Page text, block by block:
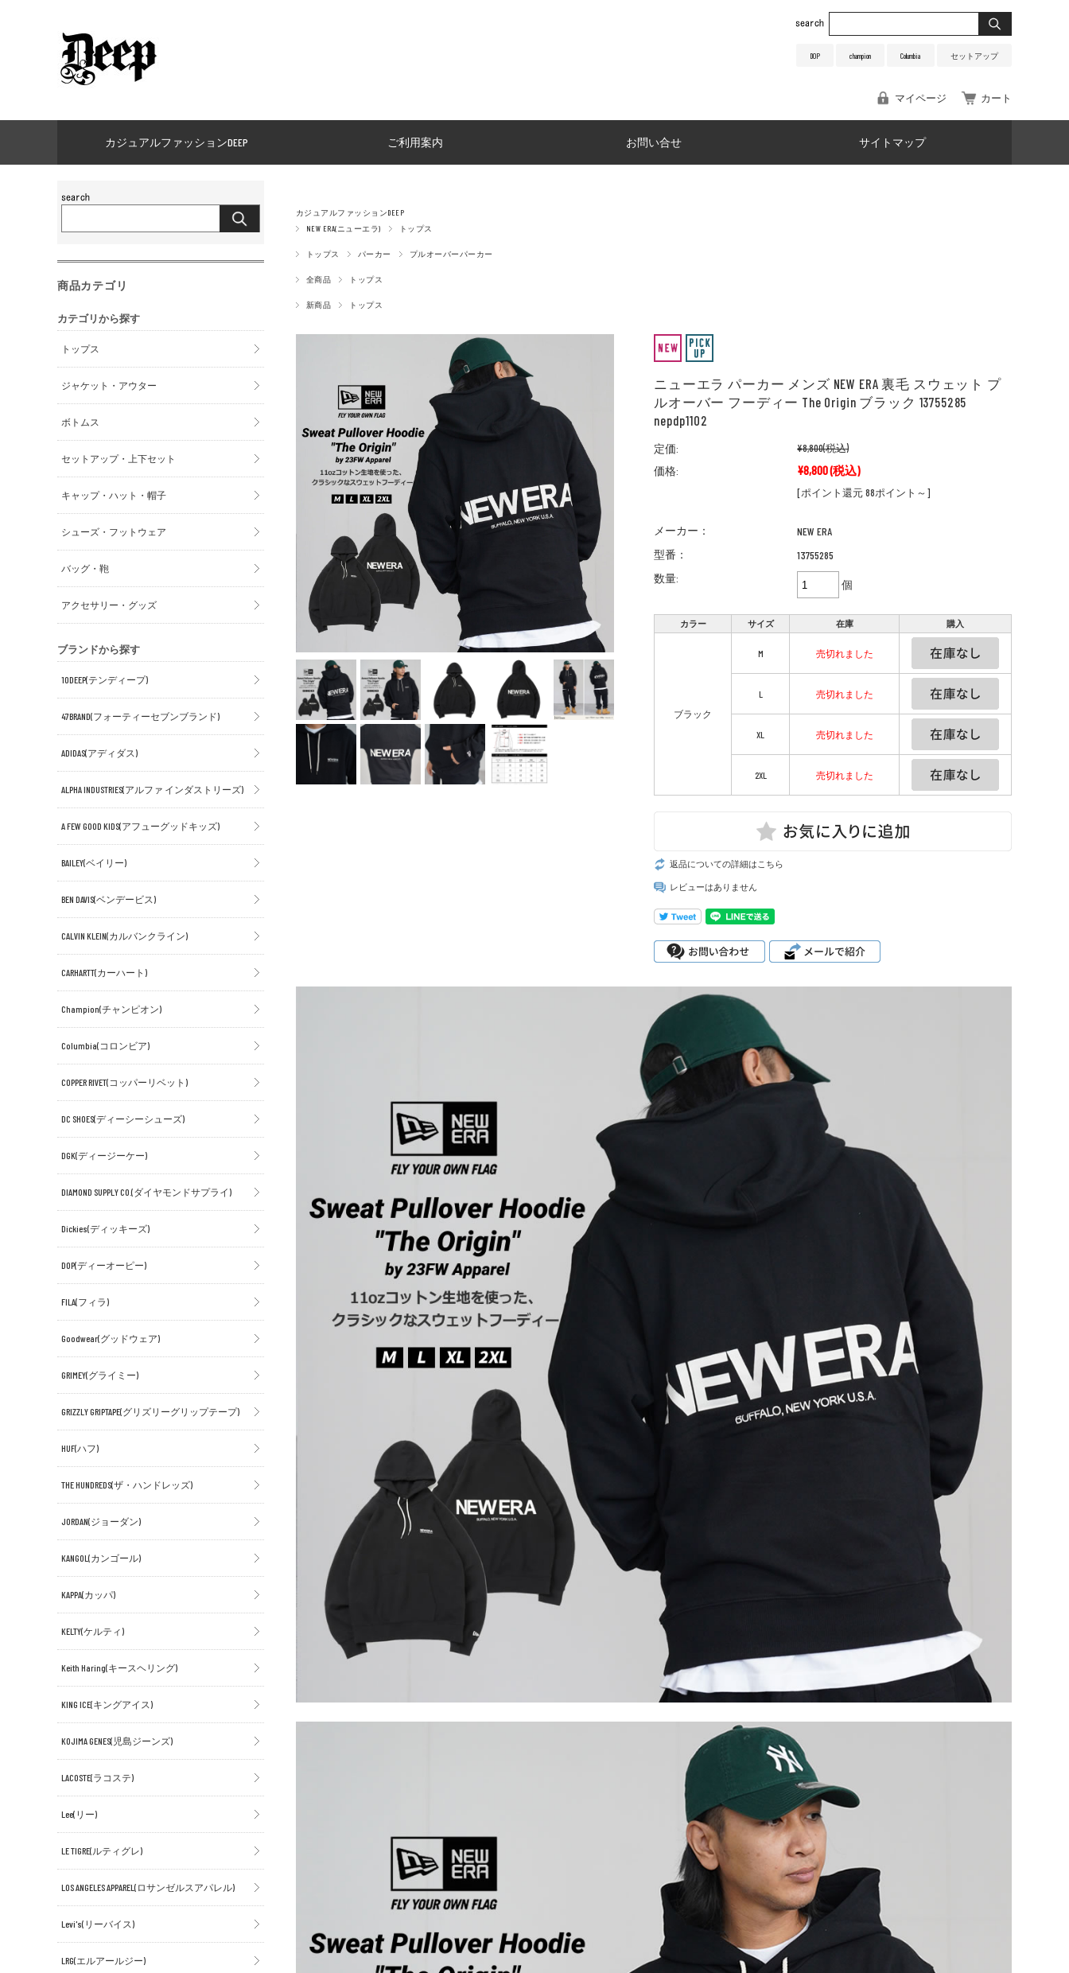
DOP champion Columbia セットアップ
マイページ カート
カジュアルファッションDEEP ご利用案内 お問い合せ サイトマップ
カジュアルファッションDEEP
NEW ERA(ニューエラ)
トップス
トップス パーカー プルオーバーパーカー
全商品 トップス
新商品 トップス
ニューエラ パーカー メンズ NEW ERA 裏毛 スウェット プ
ルオーバー フーディー The Origin ブラック 13755285
nepdp1102
定価: ¥8,800(税込)
価格: ¥8,800(税込)
[ポイント還元 88ポイント～]
メーカー：
NEW ERA
型番：
13755285
数量:
個
カラー サイズ 在庫 購入
ブラック
M 売切れました
L 売切れました
XL 売切れました
2XL 売切れました
返品についての詳細はこちら
レビューはありません
商品カテゴリ
カテゴリから探す
トップス
ジャケット・アウター
ボトムス
セットアップ・上下セット
キャップ・ハット・帽子
シューズ・フットウェア
バッグ・鞄
アクセサリー・グッズ
ブランドから探す
10DEEP(テンディープ)
47BRAND(フォーティーセブンブランド)
ADIDAS(アディダス)
ALPHA INDUSTRIES(アルファ インダストリーズ)
A FEW GOOD KIDS(アフューグッドキッズ)
BAILEY(ベイリー)
BEN DAVIS(ベンデービス)
CALVIN KLEIN(カルバンクライン)
CARHARTT(カーハート)
Champion(チャンピオン)
Columbia(コロンビア)
COPPER RIVET(コッパーリベット)
DC SHOES(ディーシーシューズ)
DGK(ディージーケー)
DIAMOND SUPPLY CO.(ダイヤモンドサプライ)
Dickies(ディッキーズ)
DOP(ディーオーピー)
FILA(フィラ)
Goodwear(グッドウェア)
GRIMEY(グライミー)
GRIZZLY GRIPTAPE(グリズリーグリップテープ)
HUF(ハフ)
THE HUNDREDS(ザ・ハンドレッズ)
JORDAN(ジョーダン)
KANGOL(カンゴール)
KAPPA(カッパ)
KELTY(ケルティ)
Keith Haring(キースヘリング)
KING ICE(キングアイス)
KOJIMA GENES(児島ジーンズ)
LACOSTE(ラコステ)
Lee(リー)
LE TIGRE(ルティグレ)
LOS ANGELES APPAREL(ロサンゼルスアパレル)
Levi's(リーバイス)
LRG(エルアールジー)